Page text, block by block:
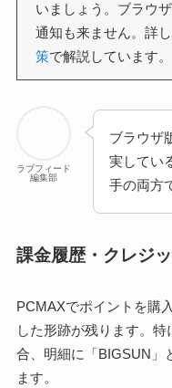
いましょう。ブラウ
通知も来ません。詳
策で解説しています。
ラブフィード
編集部
ブラウザ
実してい
手の両方
課金履歴・クレジ
PCMAXでポイントを購
した形跡が残ります。
合、明細に「BIGSUN」
ます。